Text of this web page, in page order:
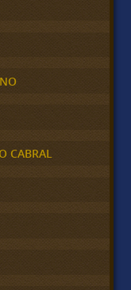
CABRAL